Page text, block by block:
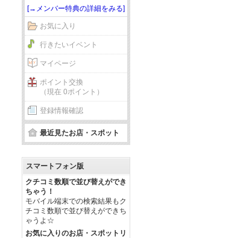
[→メンバー特典の詳細をみる]
お気に入り
行きたいイベント
マイページ
ポイント交換
（現在 0ポイント）
登録情報確認
最近見たお店・スポット
スマートフォン版
クチコミ数順で並び替えができ
ちゃう！
モバイル端末での検索結果もク
チコミ数順で並び替えができち
ゃうよ☆
お気に入りのお店・スポットリ